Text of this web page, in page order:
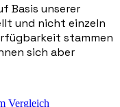
Basis unserer
und nicht einzeln
stammen
sich aber
Vergleich